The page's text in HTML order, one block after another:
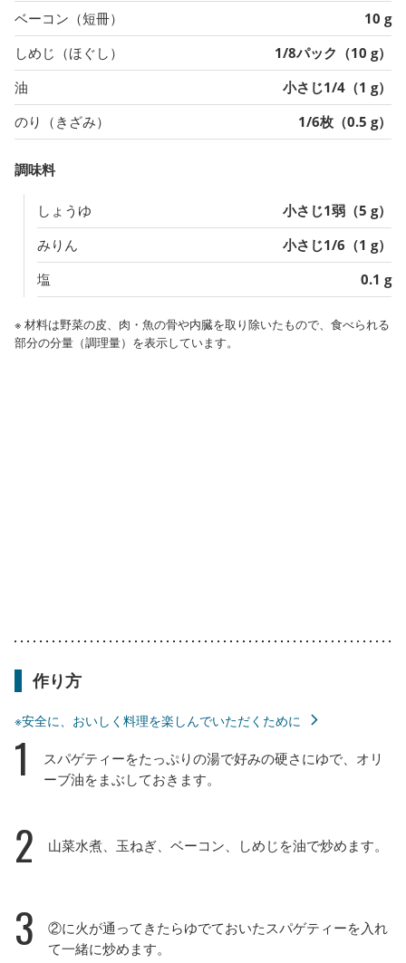
ベーコン（短冊）
10 g
しめじ（ほぐし）
1/8パック（10 g）
油
小さじ1/4（1 g）
のり（きざみ）
1/6枚（0.5 g）
調味料
しょうゆ
小さじ1弱（5 g）
みりん
小さじ1/6（1 g）
塩
0.1 g
※ 材料は野菜の皮、肉・魚の骨や内臓を取り除いたもので、食べられる
部分の分量（調理量）を表示しています。
作り方
※安全に、おいしく料理を楽しんでいただくために
1
スパゲティーをたっぷりの湯で好みの硬さにゆで、オリ
ーブ油をまぶしておきます。
2 山菜水煮、玉ねぎ、ベーコン、しめじを油で炒めます。
3
②に火が通ってきたらゆでておいたスパゲティーを入れ
て一緒に炒めます。